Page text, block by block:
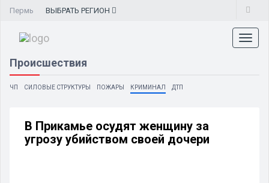
Пермь ВЫБРАТЬ РЕГИОН
Происшествия
ЧП СИЛОВЫЕ СТРУКТУРЫ ПОЖАРЫ КРИМИНАЛ ДТП
В Прикамье осудят женщину за
угрозу убийством своей дочери